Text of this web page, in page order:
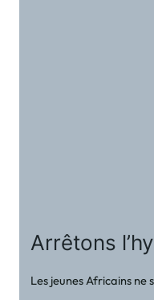
Arrêtons
Les jeunes Africains ne